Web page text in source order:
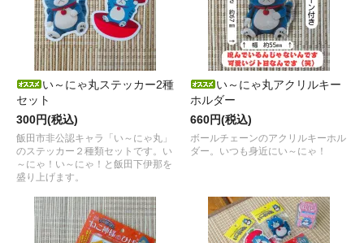
い～にゃ丸ステッカー2種
セット
300円(税込)
飯田市非公認キャラ「い～にゃ丸」
のステッカー２種類セットです。い
～にゃ！い～にゃ！と飯田下伊那を
盛り上げます。
い～にゃ丸アクリルキー
ホルダー
660円(税込)
ボールチェーンのアクリルキーホル
ダー。いつも身近にい～にゃ！